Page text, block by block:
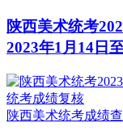
陕西美术统考
2023年1月14日
陕西美术统考成绩